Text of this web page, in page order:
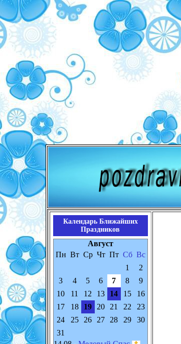
Календарь Ближайших
Праздников
Август
Пн Вт Ср Чт Пт Сб Вс
1
2
3
4 5 6 7 8
9
10
11 12 13 14 15
16
17
18 19 20 21 22
23
24
25 26 27 28 29
30
31